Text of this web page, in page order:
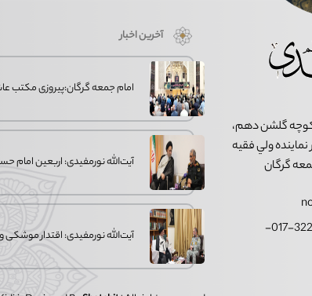
کوچه گلشن دهم،
ولي فقيه
گرگان
آخرین اخبار
امام جمعه گرگان:پیروزی مکتب
آیت‌الله نورمفیدی: اربعین
آیت‌الله نورمفیدی: اقتدار